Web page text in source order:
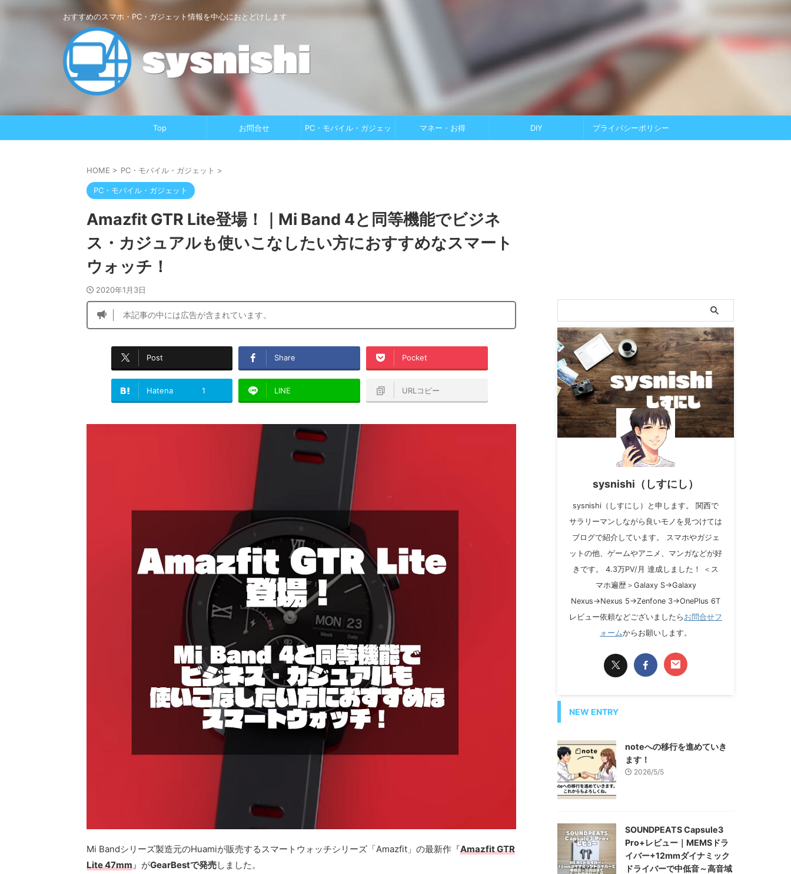
おすすめのスマホ・PC・ガジェット情報を中心におとどけします
Top お問合せ PC・モバイル・ガジェッ マネー・お得 DIY プライバシーポリシー
HOME > PC・モバイル・ガジェット >
PC・モバイル・ガジェット
Amazfit GTR Lite登場！｜Mi Band 4と同等機能でビジネ
ス・カジュアルも使いこなしたい方におすすめなスマート
ウォッチ！
2020年1月3日
本記事の中には広告が含まれています。
Post Share Pocket
Hatena 1 LINE URLコピー
Mi Bandシリーズ製造元のHuamiが販売するスマートウォッチシリーズ「Amazfit」の最新作『Amazfit GTR
Lite 47mm』がGearBestで発売しました。
sysnishi（しすにし）
sysnishi（しすにし）と申します。 関西で
サラリーマンしながら良いモノを見つけては
ブログで紹介しています。 スマホやガジェ
ットの他、ゲームやアニメ、マンガなどが好
きです。 4.3万PV/月 達成しました！ ＜ス
マホ遍歴＞Galaxy S→Galaxy
Nexus→Nexus 5→Zenfone 3→OnePlus 6T
レビュー依頼などございましたら お問合せフ
ォームからお願いします。
NEW ENTRY
noteへの移行を進めていき
ます！
2026/5/5
SOUNDPEATS Capsule3
Pro+レビュー｜MEMSドラ
イバー+12mmダイナミック
ドライバーで中低音～高音域